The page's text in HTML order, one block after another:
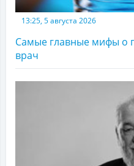
13:25, 5 августа 2026
Самые главные мифы о
врач